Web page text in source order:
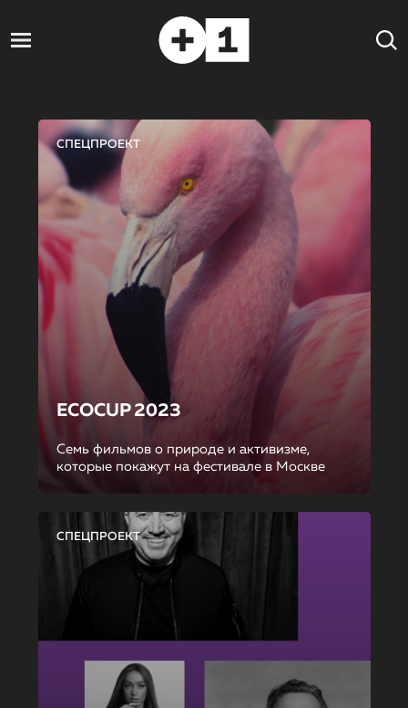
СПЕЦПРОЕКТ
ECOCUP 2023
Семь фильмов о природе и активизме,
которые покажут на фестивале в Москве
СПЕЦПРОЕКТ